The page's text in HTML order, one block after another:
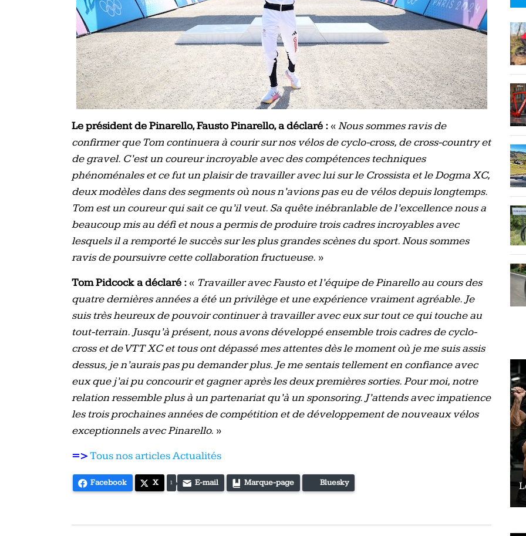
Le président de Pinarello, Fausto Pinarello, a déclaré : «Nous sommes ravis de
confirmer que Tom continuera à courir sur nos vélos de cyclo-cross, de cross-country et
de gravel. C’est un coureur incroyable avec des compétences techniques
phénoménales et ce fut un plaisir de travailler avec lui sur le Crossista et le Dogma XC,
deux modèles dans des segments où nous n’avions pas eu de vélos depuis longtemps.
Tom est un coureur qui sait ce qu’il veut. Sa quête inébranlable de l’excellence nous a
beaucoup mis au défi et nous a permis de produire trois cadres incroyables avec
lesquels il a remporté le succès sur les plus grandes scènes du sport. Nous sommes
ravis de poursuivre cette collaboration fructueuse. »
Tom Pidcock a déclaré : « Travailler avec Fausto et l’équipe de Pinarello au cours des
quatre dernières années a été un privilège et une expérience vraiment agréable. Je
suis très heureux de pouvoir continuer à travailler avec eux sur tout ce qui touche au
tout-terrain. Jusqu’à présent, nous avons développé ensemble trois cadres de cyclo-
cross et de VTT XC et tous ont dépassé mes attentes dès le moment où je me suis assis
dessus, je n’aurais pas pu demander plus. Je me sentais tellement en confiance avec
eux que j’ai pu concourir et gagner après les deux premières sorties. Pour moi, notre
relation ressemble plus à un partenariat qu’à un sponsoring. J’attends avec impatience
les trois prochaines années de compétition et de développement de nouveaux vélos
exceptionnels avec Pinarello. »
=>Tous nos articles Actualités
Facebook X 1 E-mail Marque-page Bluesky
Le vélo peut-il remplacer les squats ?